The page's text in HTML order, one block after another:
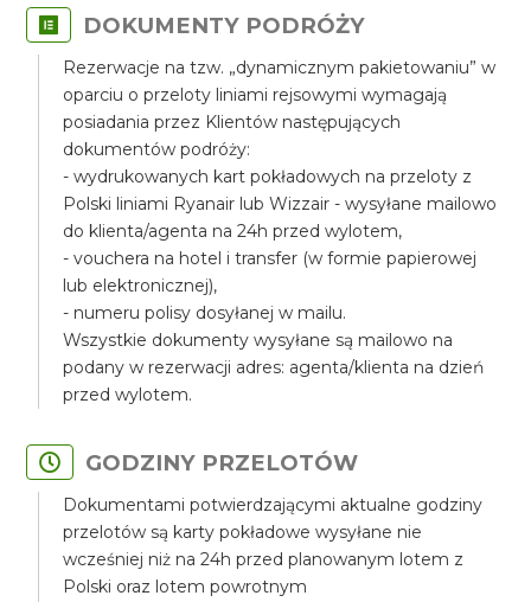
DOKUMENTY PODRÓŻY
Rezerwacje na tzw. „dynamicznym pakietowaniu” w
oparciu o przeloty liniami rejsowymi wymagają
posiadania przez Klientów następujących
dokumentów podróży:
- wydrukowanych kart pokładowych na przeloty z
Polski liniami Ryanair lub Wizzair - wysyłane mailowo
do klienta/agenta na 24h przed wylotem,
- vouchera na hotel i transfer (w formie papierowej
lub elektronicznej),
- numeru polisy dosyłanej w mailu.
Wszystkie dokumenty wysyłane są mailowo na
podany w rezerwacji adres: agenta/klienta na dzień
przed wylotem.
GODZINY PRZELOTÓW
Dokumentami potwierdzającymi aktualne godziny
przelotów są karty pokładowe wysyłane nie
wcześniej niż na 24h przed planowanym lotem z
Polski oraz lotem powrotnym